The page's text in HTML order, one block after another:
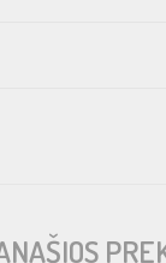
immune and